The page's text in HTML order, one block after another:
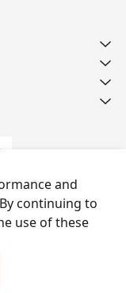
and
continuing to
use of these